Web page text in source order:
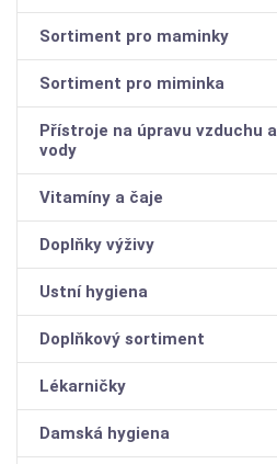
Sortiment pro maminky
Sortiment pro miminka
Přístroje na úpravu vzduchu a
vody
Vitamíny a čaje
Doplňky výživy
Ustní hygiena
Doplňkový sortiment
Lékarničky
Damská hygiena